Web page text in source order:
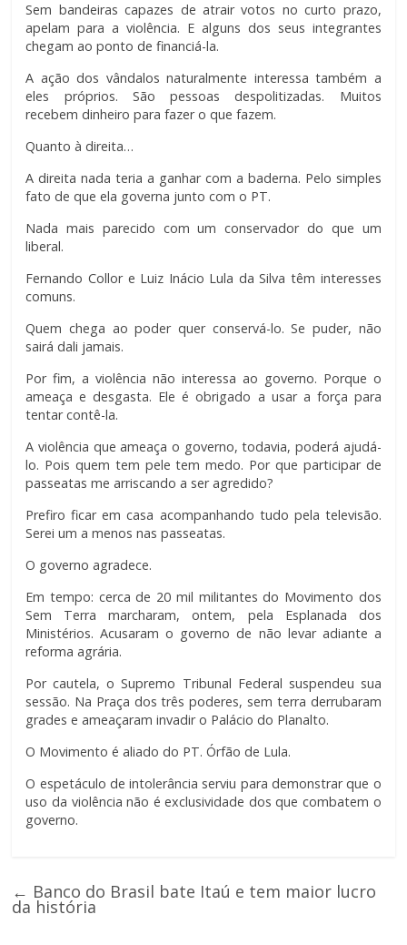
Sem bandeiras capazes de atrair votos no curto prazo,
apelam para a violência. E alguns dos seus integrantes
chegam ao ponto de financiá-la.
A ação dos vândalos naturalmente interessa também a
eles próprios. São pessoas despolitizadas. Muitos
recebem dinheiro para fazer o que fazem.
Quanto à direita…
A direita nada teria a ganhar com a baderna. Pelo simples
fato de que ela governa junto com o PT.
Nada mais parecido com um conservador do que um
liberal.
Fernando Collor e Luiz Inácio Lula da Silva têm interesses
comuns.
Quem chega ao poder quer conservá-lo. Se puder, não
sairá dali jamais.
Por fim, a violência não interessa ao governo. Porque o
ameaça e desgasta. Ele é obrigado a usar a força para
tentar contê-la.
A violência que ameaça o governo, todavia, poderá ajudá-
lo. Pois quem tem pele tem medo. Por que participar de
passeatas me arriscando a ser agredido?
Prefiro ficar em casa acompanhando tudo pela televisão.
Serei um a menos nas passeatas.
O governo agradece.
Em tempo: cerca de 20 mil militantes do Movimento dos
Sem Terra marcharam, ontem, pela Esplanada dos
Ministérios. Acusaram o governo de não levar adiante a
reforma agrária.
Por cautela, o Supremo Tribunal Federal suspendeu sua
sessão. Na Praça dos três poderes, sem terra derrubaram
grades e ameaçaram invadir o Palácio do Planalto.
O Movimento é aliado do PT. Órfão de Lula.
O espetáculo de intolerância serviu para demonstrar que o
uso da violência não é exclusividade dos que combatem o
governo.
← Banco do Brasil bate Itaú e tem maior lucro
da história